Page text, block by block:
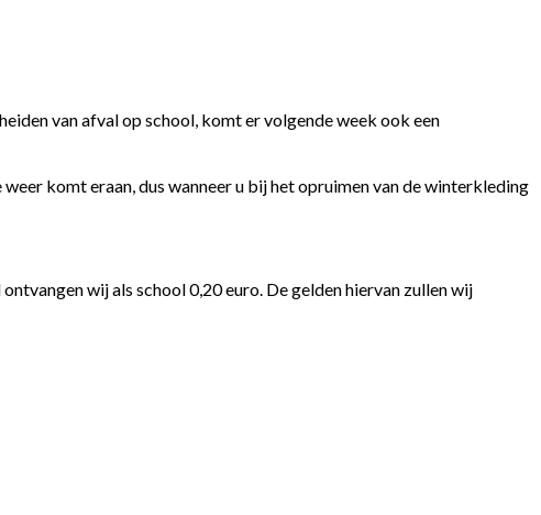
van afval op school, komt er volgende week ook een
komt eraan, dus wanneer u bij het opruimen van de winterkleding
wij als school 0,20 euro. De gelden hiervan zullen wij